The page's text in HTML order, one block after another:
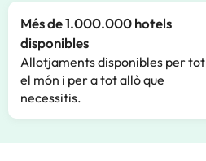
Més de 1.000.000 hotels
disponibles
Allotjaments disponibles per tot
el món i per a tot allò que
necessitis.